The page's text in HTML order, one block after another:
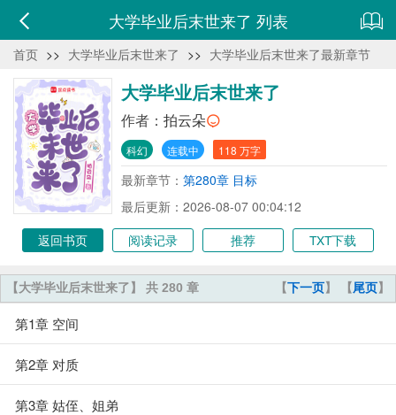
大学毕业后末世来了 列表
首页 >> 大学毕业后末世来了 >> 大学毕业后末世来了最新章节
大学毕业后末世来了
作者： 拍云朵
科幻 连载中 118 万字
最新章节： 第280章 目标
最后更新：2026-08-07 00:04:12
返回书页
阅读记录 推荐 TXT下载
【下一页】 【尾页】
【大学毕业后末世来了】 共 280 章
第1章 空间
第2章 对质
第3章 姑侄、姐弟